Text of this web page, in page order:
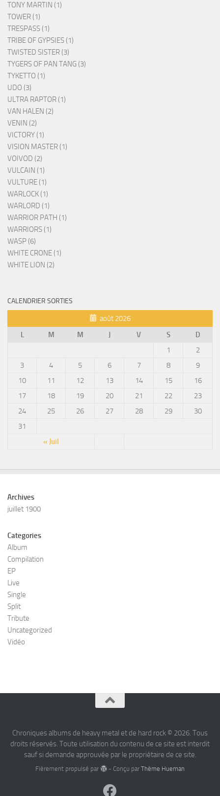
TONY MARTIN (1)
TOWER (1)
TRESPASS (1)
TRIBE OF GYPSIES (1)
TWISTED SISTER (3)
TYGERS OF PAN TANG (3)
TYKETTO (1)
UDO (3)
ULTRA RAPTOR (1)
VAN HALEN (2)
VENIN (2)
VICTORY (1)
VISION MASTER (1)
VOIVOD (2)
VULCAIN (1)
VULTURE (1)
WARLOCK (1)
WARLORD (1)
WARRIOR PATH (1)
WARRIORS (1)
WASP (6)
WHITE CRONE (1)
WHITE LION (2)
CALENDRIER SORTIES
août 2026
L
M M J V S D
« Juil
1
2
3
4 5 6 7 8
9
10
11 12 13 14 15
16
17
18 19 20 21 22
23
24
25 26 27 28 29
30
31
Archives
juillet 1900
Categories
Album
Compilation
EP
Live
Single
Split
Tribute
Uncategorized
Vidéo
Chroniques albums de heavy metal et de hard rock © 2026. Tous
droits réservés. Toute utilisation du contenu de ce site est interdit
sauf si demande approuvée par le propriétaire de ce site.
Fièrement propulsé par - Conçu par Thème Hueman